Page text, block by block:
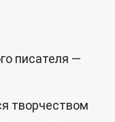
писателя —
творчеством